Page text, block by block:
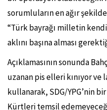
sorumluların en ağır
“Türk bayrağı milletin
aklını başına alması
Açıklamasının sonunda
uzanan pis elleri kınıyor
kullanarak, SDG/YPG’nin
Kürtleri temsil